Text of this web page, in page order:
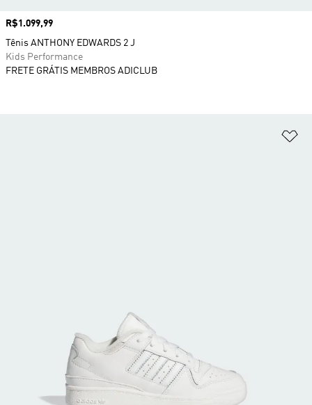
Preço
R$1.099,99
Tênis ANTHONY EDWARDS 2 J
Kids Performance
FRETE GRÁTIS MEMBROS ADICLUB